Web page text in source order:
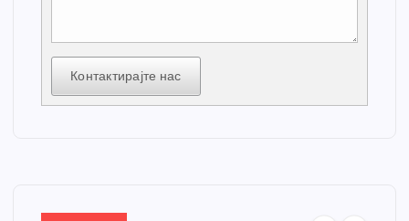
Контактирајте нас